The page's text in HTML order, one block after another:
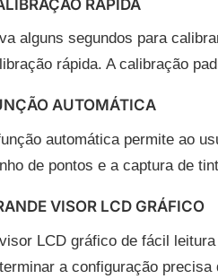
RÁPIDA
alguns segundos para
rápida. A calibração
AUTOMÁTICA
automática permite ao
de pontos e a captura de
VISOR LCD GRÁFICO
LCD gráfico de fácil
a configuração precisa